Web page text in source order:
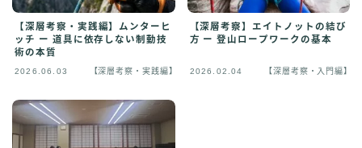
【深層考察・実践編】ムンターヒ
ッチ ー 道具に依存しない制動技
術の本質
2026.06.03 【深層考察・実践編】
【深層考察】エイトノットの結び
方 ー 登山ロープワークの基本
2026.02.04 【深層考察・入門編】